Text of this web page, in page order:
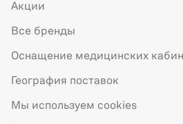
Акции
Все бренды
Оснащение медицинских
География поставок
Мы используем cookies